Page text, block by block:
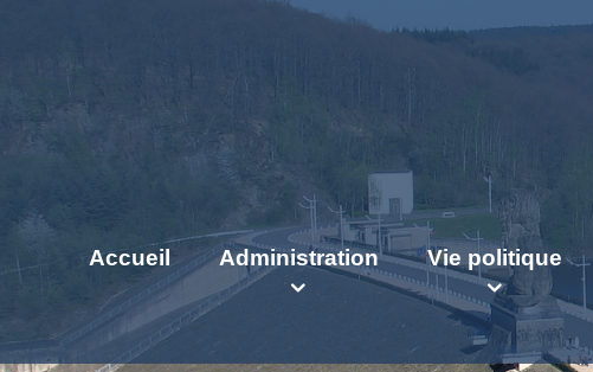
Accueil Administration Vie politique